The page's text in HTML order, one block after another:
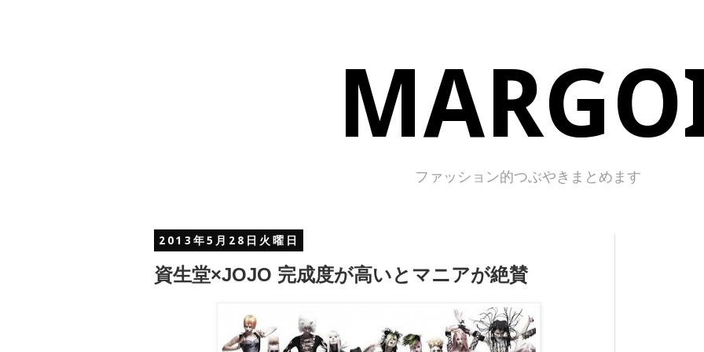
ファッション的つぶやきまとめます
2013年5月28日火曜日
資生堂×JOJO 完成度が高いとマニアが絶賛